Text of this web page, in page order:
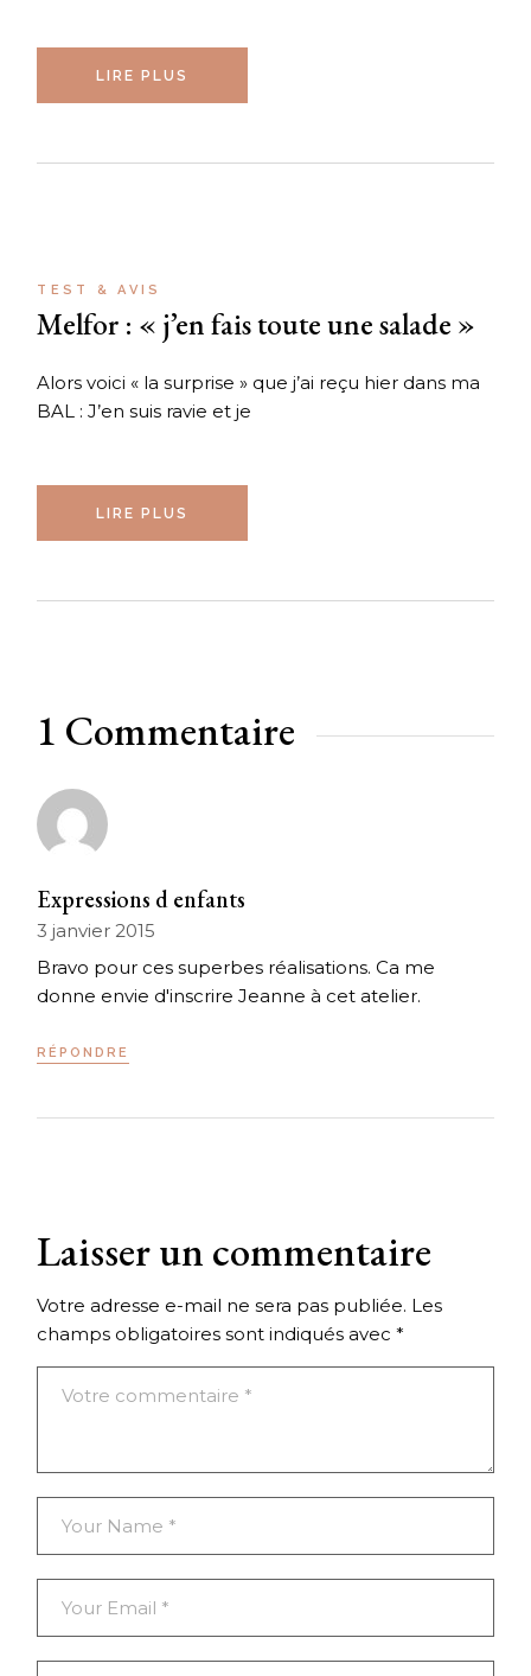
LIRE PLUS
TEST & AVIS
Melfor : « j’en fais toute une salade »
Alors voici « la surprise » que j’ai reçu hier dans ma
BAL : J’en suis ravie et je
LIRE PLUS
1 Commentaire
Expressions d enfants
3 janvier 2015
Bravo pour ces superbes réalisations. Ca me
donne envie d'inscrire Jeanne à cet atelier.
RÉPONDRE
Laisser un commentaire
Votre adresse e-mail ne sera pas publiée. Les
champs obligatoires sont indiqués avec*